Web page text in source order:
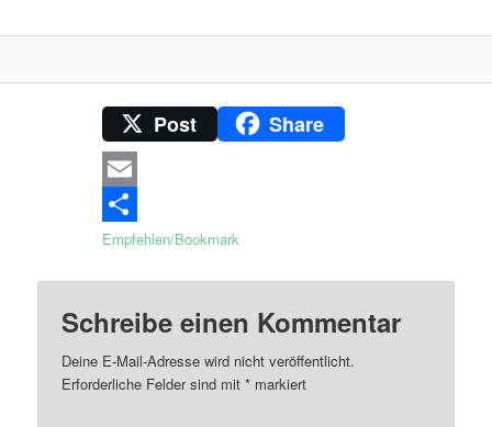
Post Share
Email
Empfehlen/Bookmark
Schreibe einen Kommentar
Deine E-Mail-Adresse wird nicht veröffentlicht.
Erforderliche Felder sind mit* markiert